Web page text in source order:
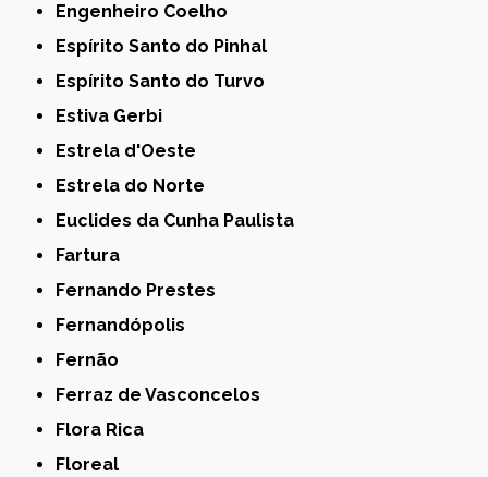
Engenheiro Coelho
Espírito Santo do Pinhal
Espírito Santo do Turvo
Estiva Gerbi
Estrela d'Oeste
Estrela do Norte
Euclides da Cunha Paulista
Fartura
Fernando Prestes
Fernandópolis
Fernão
Ferraz de Vasconcelos
Flora Rica
Floreal